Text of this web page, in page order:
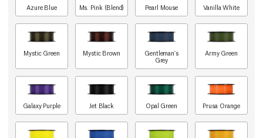
Azure Blue Ms. Pink (Blend) Pearl Mouse Vanilla White
Mystic Green Mystic Brown
Gentleman's
Grey
Army Green
Galaxy Purple Jet Black Opal Green Prusa Orange